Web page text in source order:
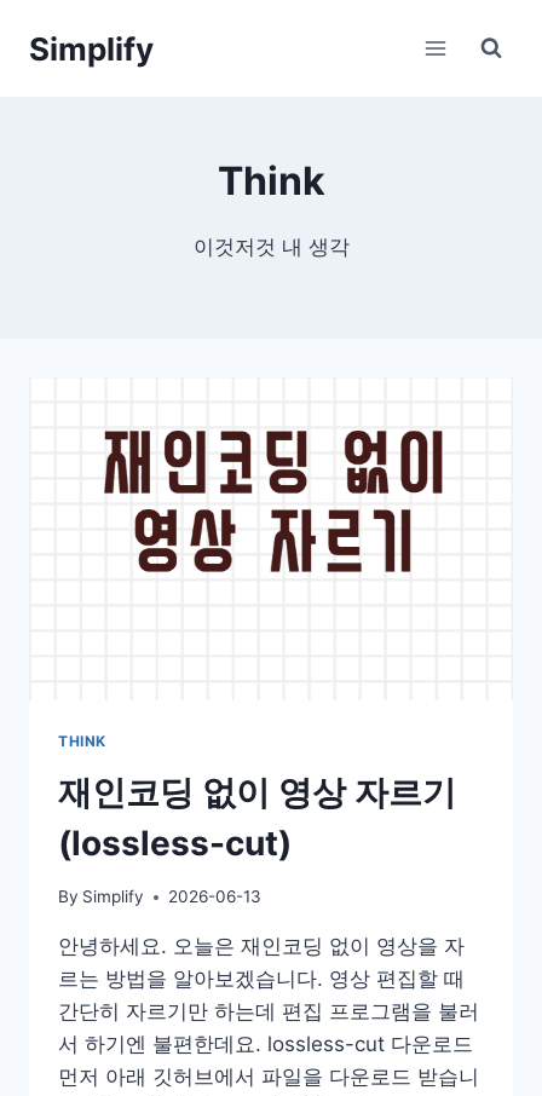
Simplify
Think
이것저것 내 생각
THINK
재인코딩 없이 영상 자르기
(lossless-cut)
By Simplify 2026-06-13
안녕하세요. 오늘은 재인코딩 없이 영상을 자
르는 방법을 알아보겠습니다. 영상 편집할 때
간단히 자르기만 하는데 편집 프로그램을 불러
서 하기엔 불편한데요. lossless-cut 다운로드
먼저 아래 깃허브에서 파일을 다운로드 받습니